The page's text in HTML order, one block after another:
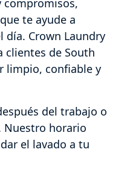
compromisos,
te ayude a
día. Crown Laundry
clientes de South
limpio, confiable y
del trabajo o
Nuestro horario
el lavado a tu